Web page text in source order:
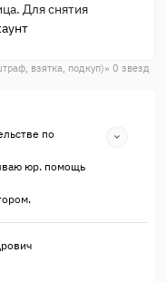
Для снятия
взятка, подкуп)» 0 звезд
по
юр. помощь